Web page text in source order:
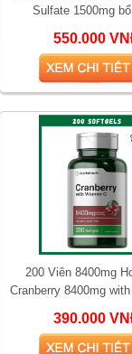
Sulfate 1500mg
550.000
200 Viên 8400mg
Cranberry 8400mg
viêm nhiễ
390.000